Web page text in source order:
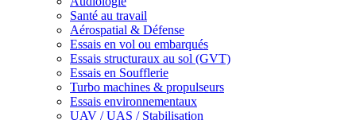
Santé au travail
Aérospatial & Défense
Essais en vol ou embarqués
Essais structuraux au sol (GVT)
Essais en Soufflerie
Turbo machines & propulseurs
Essais environnementaux
UAV / UAS / Stabilisation